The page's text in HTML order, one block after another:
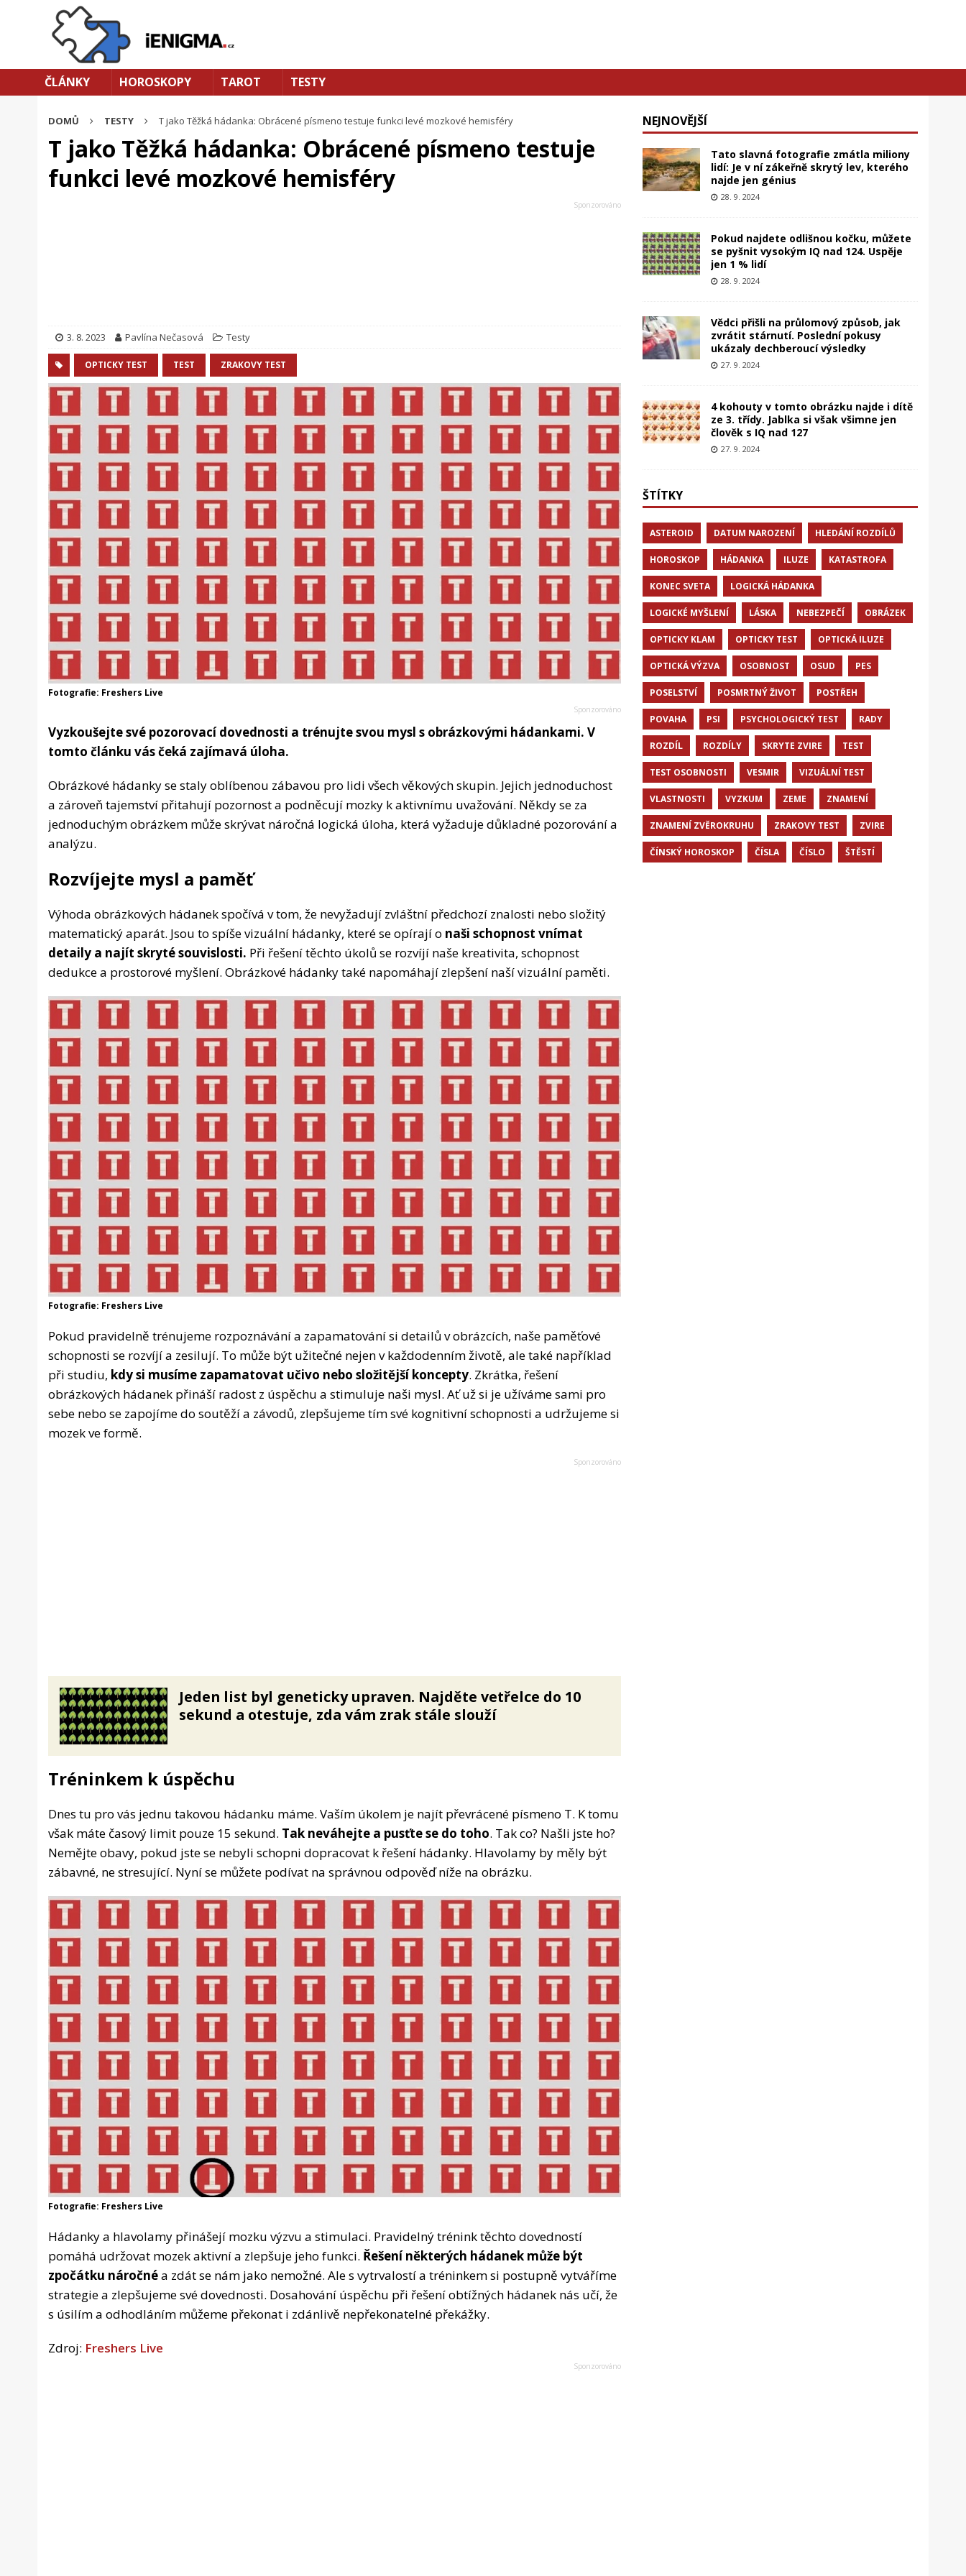
ČLÁNKY HOROSKOPY TAROT TESTY
DOMŮ TESTY T jako Těžká hádanka: Obrácené písmeno testuje funkci levé mozkové hemisféry
T jako Těžká hádanka: Obrácené písmeno testuje
funkci levé mozkové hemisféry
3. 8. 2023 Pavlína Nečasová Testy
OPTICKY TEST TEST ZRAKOVY TEST
Fotografie: Freshers Live
Vyzkoušejte své pozorovací dovednosti a trénujte svou mysl s obrázkovými hádankami. V
tomto článku vás čeká zajímavá úloha.
Obrázkové hádanky se staly oblíbenou zábavou pro lidi všech věkových skupin. Jejich jednoduchost
a zároveň tajemství přitahují pozornost a podněcují mozky k aktivnímu uvažování. Někdy se za
jednoduchým obrázkem může skrývat náročná logická úloha, která vyžaduje důkladné pozorování a
analýzu.
Rozvíjejte mysl a paměť
Výhoda obrázkových hádanek spočívá v tom, že nevyžadují zvláštní předchozí znalosti nebo složitý
matematický aparát. Jsou to spíše vizuální hádanky, které se opírají o naši schopnost vnímat
detaily a najít skryté souvislosti. Při řešení těchto úkolů se rozvíjí naše kreativita, schopnost
dedukce a prostorové myšlení. Obrázkové hádanky také napomáhají zlepšení naší vizuální paměti.
Fotografie: Freshers Live
Pokud pravidelně trénujeme rozpoznávání a zapamatování si detailů v obrázcích, naše paměťové
schopnosti se rozvíjí a zesilují. To může být užitečné nejen v každodenním životě, ale také například
při studiu, kdy si musíme zapamatovat učivo nebo složitější koncepty. Zkrátka, řešení
obrázkových hádanek přináší radost z úspěchu a stimuluje naši mysl. Ať už si je užíváme sami pro
sebe nebo se zapojíme do soutěží a závodů, zlepšujeme tím své kognitivní schopnosti a udržujeme si
mozek ve formě.
Jeden list byl geneticky upraven. Najděte vetřelce do 10
sekund a otestuje, zda vám zrak stále slouží
Tréninkem k úspěchu
Dnes tu pro vás jednu takovou hádanku máme. Vaším úkolem je najít převrácené písmeno T. K tomu
však máte časový limit pouze 15 sekund. Tak neváhejte a pusťte se do toho. Tak co? Našli jste ho?
Nemějte obavy, pokud jste se nebyli schopni dopracovat k řešení hádanky. Hlavolamy by měly být
zábavné, ne stresující. Nyní se můžete podívat na správnou odpověď níže na obrázku.
Fotografie: Freshers Live
Hádanky a hlavolamy přinášejí mozku výzvu a stimulaci. Pravidelný trénink těchto dovedností
pomáhá udržovat mozek aktivní a zlepšuje jeho funkci. Řešení některých hádanek může být
zpočátku náročnéa zdát se nám jako nemožné. Ale s vytrvalostí a tréninkem si postupně vytváříme
strategie a zlepšujeme své dovednosti. Dosahování úspěchu při řešení obtížných hádanek nás učí, že
s úsilím a odhodláním můžeme překonat i zdánlivě nepřekonatelné překážky.
Zdroj: Freshers Live
NEJNOVĚJŠÍ
Tato slavná fotografie zmátla miliony
lidí: Je v ní zákeřně skrytý lev, kterého
najde jen génius
28. 9. 2024
Pokud najdete odlišnou kočku, můžete
se pyšnit vysokým IQ nad 124. Uspěje
jen 1 % lidí
28. 9. 2024
Vědci přišli na průlomový způsob, jak
zvrátit stárnutí. Poslední pokusy
ukázaly dechberoucí výsledky
27. 9. 2024
4 kohouty v tomto obrázku najde i dítě
ze 3. třídy. Jablka si však všimne jen
člověk s IQ nad 127
27. 9. 2024
ŠTÍTKY
ASTEROID DATUM NAROZENÍ HLEDÁNÍ ROZDÍLŮ
HOROSKOP HÁDANKA ILUZE KATASTROFA
KONEC SVETA LOGICKÁ HÁDANKA
LOGICKÉ MYŠLENÍ LÁSKA NEBEZPEČÍ OBRÁZEK
OPTICKY KLAM OPTICKY TEST OPTICKÁ ILUZE
OPTICKÁ VÝZVA OSOBNOST OSUD PES
POSELSTVÍ POSMRTNÝ ŽIVOT POSTŘEH
POVAHA PSI PSYCHOLOGICKÝ TEST RADY
ROZDÍL ROZDÍLY SKRYTE ZVIRE TEST
TEST OSOBNOSTI VESMIR VIZUÁLNÍ TEST
VLASTNOSTI VYZKUM ZEME ZNAMENÍ
ZNAMENÍ ZVĚROKRUHU ZRAKOVY TEST ZVIRE
ČÍNSKÝ HOROSKOP ČÍSLA ČÍSLO ŠTĚSTÍ